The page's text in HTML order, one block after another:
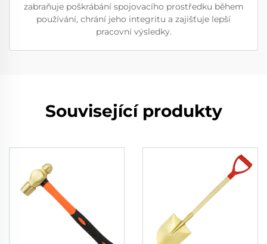
zabraňuje poškrábání spojovacího prostředku během
používání, chrání jeho integritu a zajišťuje lepší
pracovní výsledky.
Související produkty